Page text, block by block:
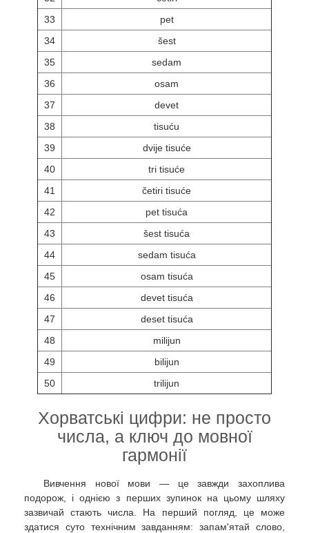
33
pet
34
šest
35
sedam
36
osam
37
devet
38
tisuću
39
dvije tisuće
40
tri tisuće
41
četiri tisuće
42
pet tisuća
43
šest tisuća
44
sedam tisuća
45
osam tisuća
46
devet tisuća
47
deset tisuća
48
milijun
49
bilijun
50
trilijun
Хорватські цифри: не просто
числа, а ключ до мовної
гармонії
Вивчення нової мови — це завжди захоплива
подорож, і однією з перших зупинок на цьому шляху
зазвичай стають числа. На перший погляд, це може
здатися суто технічним завданням: запам'ятай слово,